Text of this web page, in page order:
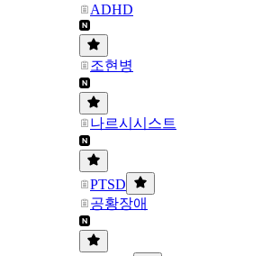
ADHD
조현병
나르시시스트
PTSD
공황장애